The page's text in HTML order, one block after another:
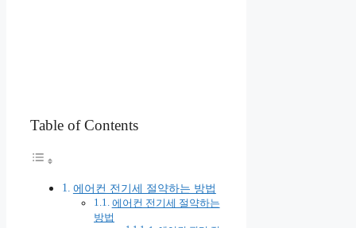
Table of Contents
에어컨 전기세 절약하는 방법
에어컨 전기세 절약하는
방법